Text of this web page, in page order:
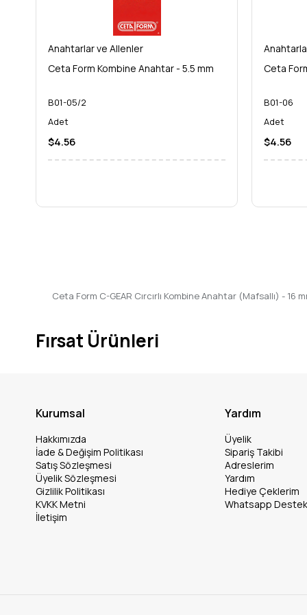
Anahtarlar ve Allenler
Ceta Form Kombine Anahtar - 5.5 mm
B01-05/2
Adet
$4.56
Ceta
B01-06
Adet
$4.56
Ceta Form C-GEAR Cırcırlı Kombine Anahtar (Mafsallı) - 16
Fırsat Ürünleri
Kurumsal
Hakkımızda
İade & Değişim Politikası
Satış Sözleşmesi
Üyelik Sözleşmesi
Gizlilik Politikası
KVKK Metni
İletişim
Yardım
Üyelik
Sipariş Takibi
Adreslerim
Yardım
Hediye Çeklerim
Whatsapp Destek